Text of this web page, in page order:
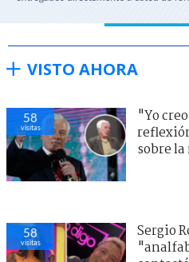
VISTO AHORA
58
visitas
"Yo
sobre
58
visitas
Sergio